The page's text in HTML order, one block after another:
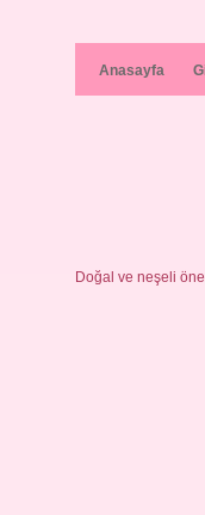
Anasayfa
Doğal ve neşeli